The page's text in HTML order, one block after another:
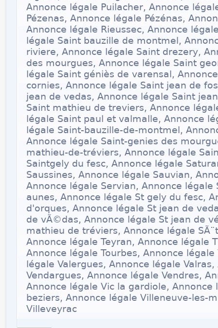
Annonce légale Puilacher, Annonce
Pézenas, Annonce légale Pézénas,
Annonce légale Rieussec, Annonce
légale Saint bauzille de montmel,
riviere, Annonce légale Saint drezery,
des mourgues, Annonce légale Saint
légale Saint géniès de varensal,
cornies, Annonce légale Saint jean de
jean de vedas, Annonce légale Saint
Saint mathieu de treviers, Annonce
légale Saint paul et valmalle, Annonce
légale Saint-bauzille-de-montmel,
Annonce légale Saint-genies des
mathieu-de-tréviers, Annonce légale
Saintgely du fesc, Annonce légale
Saussines, Annonce légale Sauvian,
Annonce légale Servian, Annonce légale
aunes, Annonce légale St gely du fesc,
d'orques, Annonce légale St jean de
de vÃ©das, Annonce légale St jean de
mathieu de tréviers, Annonce légale
Annonce légale Teyran, Annonce légale
Annonce légale Tourbes, Annonce
légale Valergues, Annonce légale
Vendargues, Annonce légale Vendres,
Annonce légale Vic la gardiole, Annonce
beziers, Annonce légale Villeneuve-les-
Villeveyrac